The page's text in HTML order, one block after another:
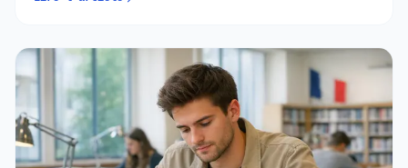
vaut comprendre les réalités du métier et vérifier s’il